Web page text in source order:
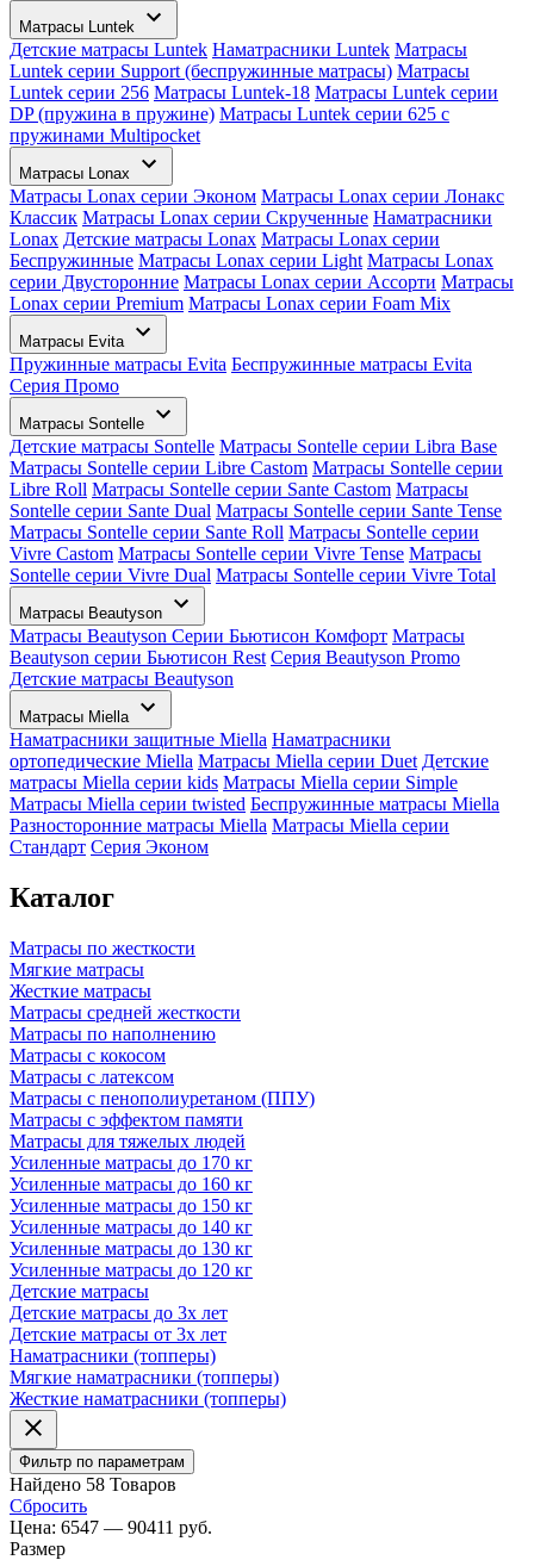
Матрасы Luntek
Детские матрасы Luntek Наматрасники Luntek Матрасы
Luntek серии Support (беспружинные матрасы) Матрасы
Luntek серии 256 Матрасы Luntek-18 Матрасы Luntek серии
DP (пружина в пружине) Матрасы Luntek серии 625 с
пружинами Multipocket
Матрасы Lonax
Матрасы Lonax серии Эконом Матрасы Lonax серии Лонакс
Классик Матрасы Lonax серии Скрученные Наматрасники
Lonax Детские матрасы Lonax Матрасы Lonax серии
Беспружинные Матрасы Lonax серии Light Матрасы Lonax
серии Двусторонние Матрасы Lonax серии Ассорти Матрасы
Lonax серии Premium Матрасы Lonax серии Foam Mix
Матрасы Evita
Пружинные матрасы Evita Беспружинные матрасы Evita
Серия Промо
Матрасы Sontelle
Детские матрасы Sontelle Матрасы Sontelle серии Libra Base
Матрасы Sontelle серии Libre Castom Матрасы Sontelle серии
Libre Roll Матрасы Sontelle серии Sante Castom Матрасы
Sontelle серии Sante Dual Матрасы Sontelle серии Sante Tense
Матрасы Sontelle серии Sante Roll Матрасы Sontelle серии
Vivre Castom Матрасы Sontelle серии Vivre Tense Матрасы
Sontelle серии Vivre Dual Матрасы Sontelle серии Vivre Total
Матрасы Beautyson
Матрасы Beautyson Серии Бьютисон Комфорт Матрасы
Beautyson серии Бьютисон Rest Серия Beautyson Promo
Детские матрасы Beautyson
Матрасы Miella
Наматрасники защитные Miella Наматрасники
ортопедические Miella Матрасы Miella серии Duet Детские
матрасы Miella серии kids Матрасы Miella серии Simple
Матрасы Miella серии twisted Беспружинные матрасы Miella
Разносторонние матрасы Miella Матрасы Miella серии
Стандарт Серия Эконом
Каталог
Матрасы по жесткости
Мягкие матрасы
Жесткие матрасы
Матрасы средней жесткости
Матрасы по наполнению
Матрасы с кокосом
Матрасы с латексом
Матрасы с пенополиуретаном (ППУ)
Матрасы с эффектом памяти
Матрасы для тяжелых людей
Усиленные матрасы до 170 кг
Усиленные матрасы до 160 кг
Усиленные матрасы до 150 кг
Усиленные матрасы до 140 кг
Усиленные матрасы до 130 кг
Усиленные матрасы до 120 кг
Детские матрасы
Детские матрасы до 3х лет
Детские матрасы от 3х лет
Наматрасники (топперы)
Мягкие наматрасники (топперы)
Жесткие наматрасники (топперы)
Фильтр по параметрам
Найдено 58 Товаров
Сбросить
Цена: 6547 — 90411 руб.
Размер